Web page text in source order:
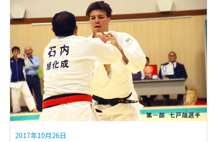
2017年10月26日